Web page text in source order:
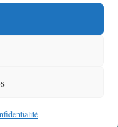
droits réservés